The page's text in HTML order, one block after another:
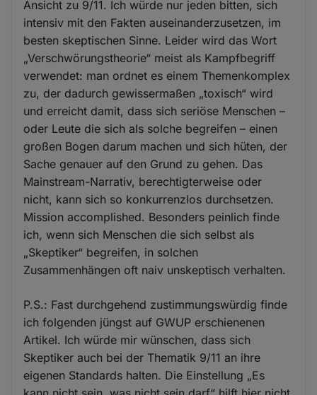
Ansicht zu 9/11. Ich würde nur jeden bitten, sich
intensiv mit den Fakten auseinanderzusetzen, im
besten skeptischen Sinne. Leider wird das Wort
„Verschwörungstheorie“ meist als Kampfbegriff
verwendet: man ordnet es einem Themenkomplex
zu, der dadurch gewissermaßen „toxisch“ wird
und erreicht damit, dass sich seriöse Menschen –
oder Leute die sich als solche begreifen – einen
großen Bogen darum machen und sich hüten, der
Sache genauer auf den Grund zu gehen. Das
Mainstream-Narrativ, berechtigterweise oder
nicht, kann sich so konkurrenzlos durchsetzen.
Mission accomplished. Besonders peinlich finde
ich, wenn sich Menschen die sich selbst als
„Skeptiker“ begreifen, in solchen
Zusammenhängen oft naiv unskeptisch verhalten.
P.S.: Fast durchgehend zustimmungswürdig finde
ich folgenden jüngst auf GWUP erschienenen
Artikel. Ich würde mir wünschen, dass sich
Skeptiker auch bei der Thematik 9/11 an ihre
eigenen Standards halten. Die Einstellung „Es